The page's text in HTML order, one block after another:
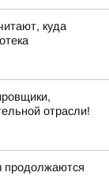
куда
отрасли!
продолжаются